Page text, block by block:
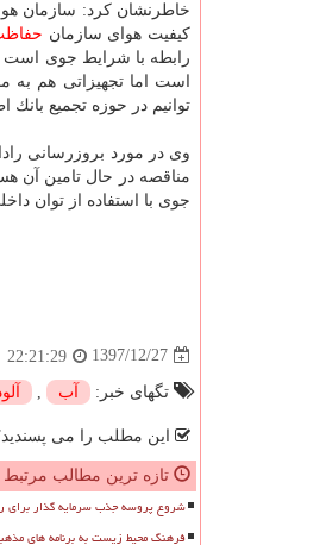
خاطرنشان كرد: سازمان
كیفیت هوای سازمان
رابطه با شرایط جوی است
است اما تجهیزاتی هم
توانیم در حوزه تجمیع بانك
وی در مورد بروزرسانی
مناقصه در حال تامین آن
جوی با استفاده از توان
1397/12/27
22:21:29
تگهای خبر: آب
این مطلب را می
تازه ترین مطالب مرتبط
شروع پروسه جذب سرمایه گذار برای راه اندازی
فرهنگ محیط زیست به برنامه های